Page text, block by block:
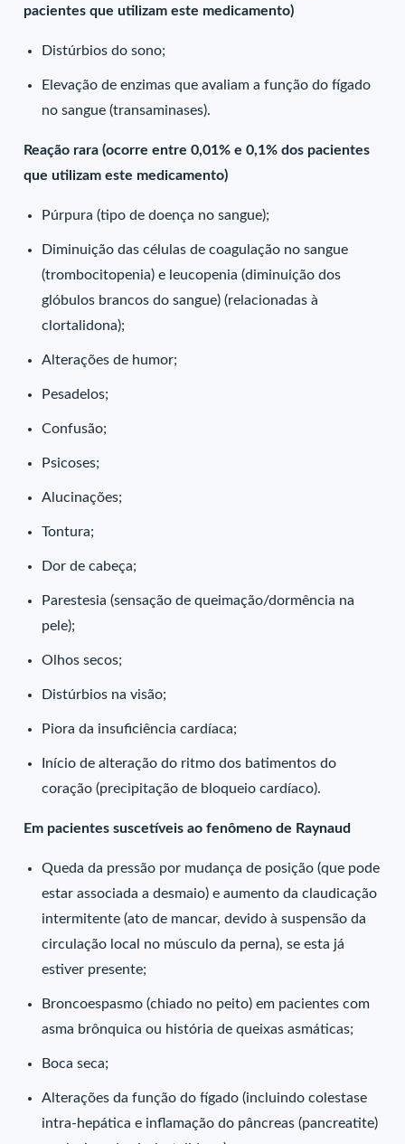
pacientes que utilizam este medicamento)
Distúrbios do sono;
Elevação de enzimas que avaliam a função do fígado
no sangue (transaminases).
Reação rara (ocorre entre 0,01% e 0,1% dos pacientes
que utilizam este medicamento)
Púrpura (tipo de doença no sangue);
Diminuição das células de coagulação no sangue
(trombocitopenia) e leucopenia (diminuição dos
glóbulos brancos do sangue) (relacionadas à
clortalidona);
Alterações de humor;
Pesadelos;
Confusão;
Psicoses;
Alucinações;
Tontura;
Dor de cabeça;
Parestesia (sensação de queimação/dormência na
pele);
Olhos secos;
Distúrbios na visão;
Piora da insuficiência cardíaca;
Início de alteração do ritmo dos batimentos do
coração (precipitação de bloqueio cardíaco).
Em pacientes suscetíveis ao fenômeno de Raynaud
Queda da pressão por mudança de posição (que pode
estar associada a desmaio) e aumento da claudicação
intermitente (ato de mancar, devido à suspensão da
circulação local no músculo da perna), se esta já
estiver presente;
Broncoespasmo (chiado no peito) em pacientes com
asma brônquica ou história de queixas asmáticas;
Boca seca;
Alterações da função do fígado (incluindo colestase
intra-hepática e inflamação do pâncreas (pancreatite)